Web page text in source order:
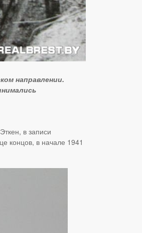
направлении.
в записи
концов, в начале 1941